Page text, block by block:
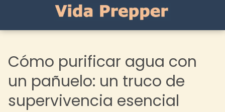
Cómo purificar agua con
un pañuelo: un truco de
supervivencia esencial